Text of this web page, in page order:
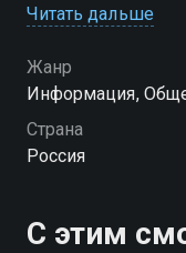
и "против",
Читать дальше
Жанр
Информация,
Страна
Россия
С этим